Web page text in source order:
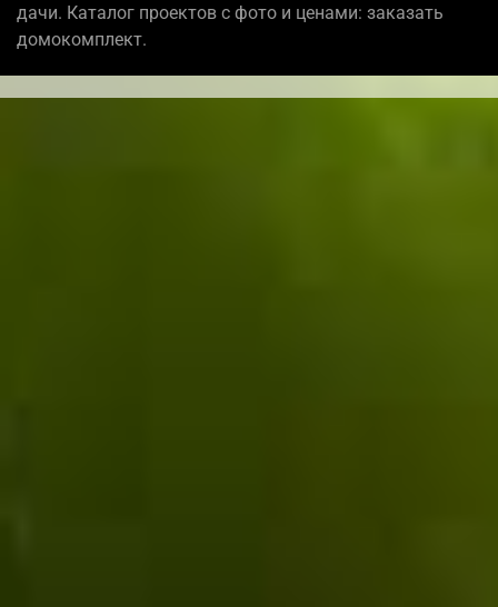
дачи. Каталог проектов с фото и ценами: заказать
домокомплект.